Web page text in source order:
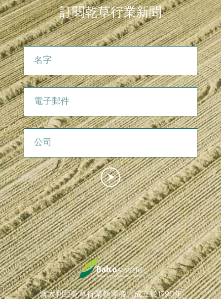
訂閱乾草行業新聞
名字
電子郵件
公司
澳大利亞乾草行業領導者。成立於1990年